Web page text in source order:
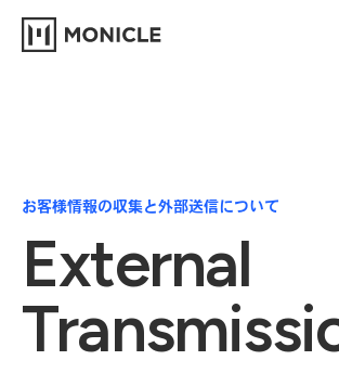
お客様情報の収集と外部送信について
External